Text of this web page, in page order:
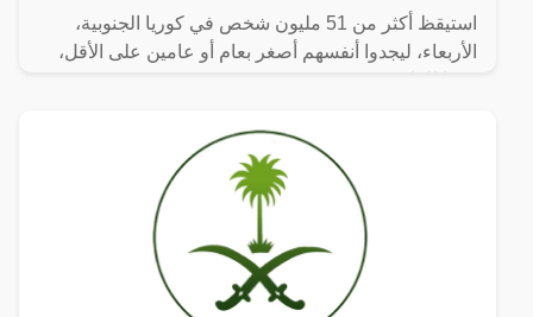
استيقظ أكثر من 51 مليون شخص في كوريا الجنوبية،
الأربعاء، ليجدوا أنفسهم أصغر بعام أو عامين على الأقل،